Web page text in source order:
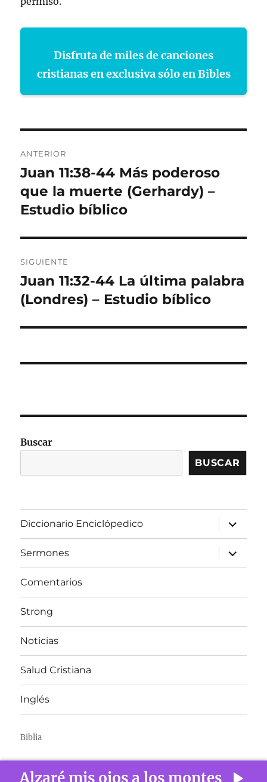
Disfruta de miles de canciones
cristianas en exclusiva sólo en Bibles
de
entradas
ANTERIOR
Entrada
anterior:
Juan 11:38-44 Más poderoso
que la muerte (Gerhardy) –
Estudio bíblico
SIGUIENTE
Entrada
siguiente:
Juan 11:32-44 La última palabra
(Londres) – Estudio bíblico
Buscar
BUSCAR
Diccionario Enciclópedico
expandir
el
menú
inferior
Sermones
expandir
el
menú
Comentarios
Strong
Noticias
Salud Cristiana
Inglés
Biblia
Alzaré mis ojos a los montes